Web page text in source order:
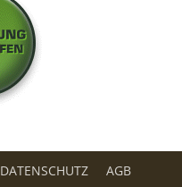
DATENSCHUTZ
AGB